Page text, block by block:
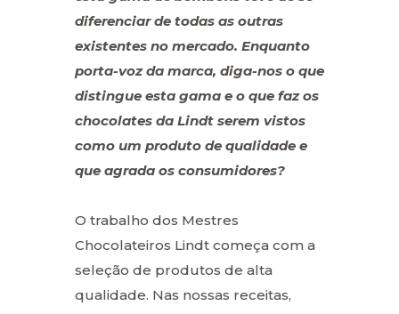
diferenciar de todas as outras
existentes no mercado. Enquanto
porta-voz da marca, diga-nos o que
distingue esta gama e o que faz os
chocolates da Lindt serem vistos
como um produto de qualidade e
que agrada os consumidores?
O trabalho dos Mestres
Chocolateiros Lindt começa com a
seleção de produtos de alta
qualidade. Nas nossas receitas,